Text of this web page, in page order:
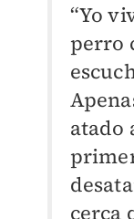
“Yo
perro
atado
cerca